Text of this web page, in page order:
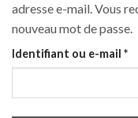
adresse e-mail. Vous
nouveau mot de passe.
Identifiant ou e-mail *